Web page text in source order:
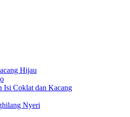
Hijau
Isi Coklat dan Kacang
Nyeri